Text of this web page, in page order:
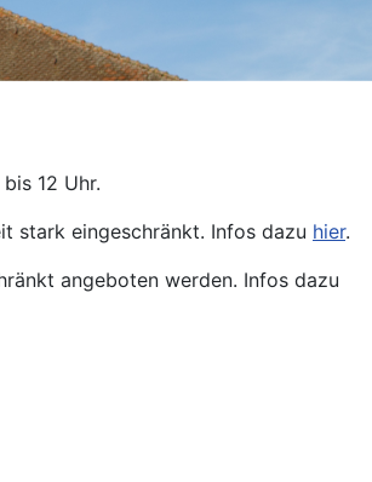
12 Uhr.
stark eingeschränkt. Infos dazu hier.
angeboten werden. Infos dazu